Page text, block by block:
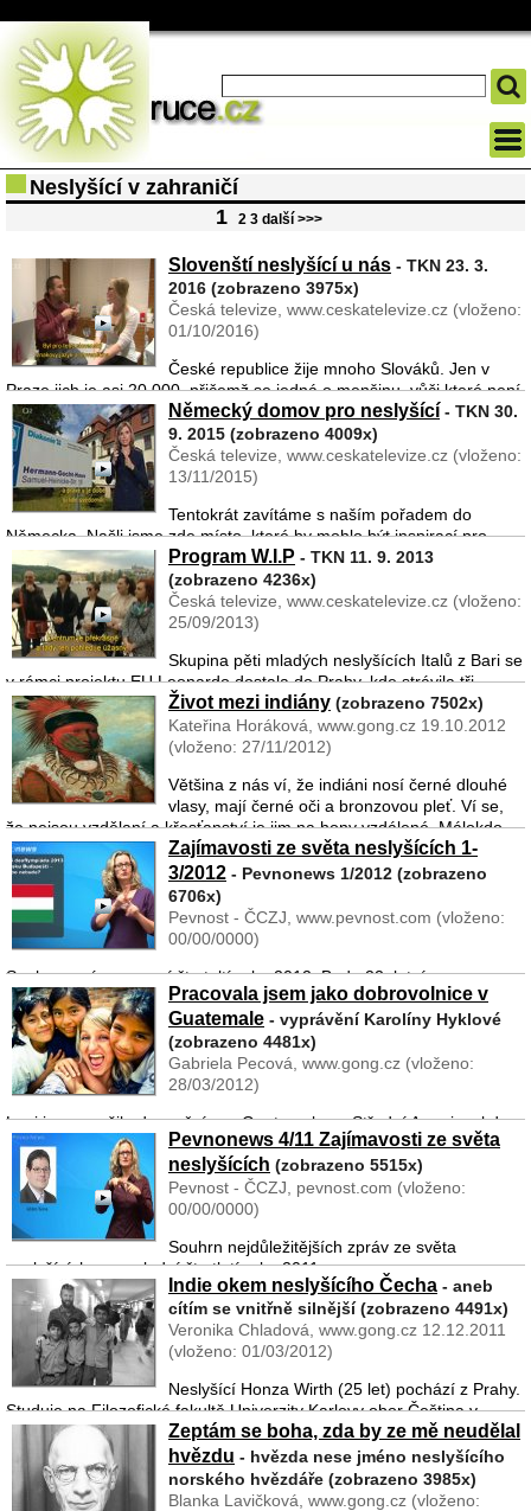
Neslyšící v zahraničí
1
2 3 další >>>
Slovenští neslyšící u nás - TKN 23. 3.
2016 (zobrazeno 3975x)
Česká televize, www.ceskatelevize.cz (vloženo:
01/10/2016)
České republice žije mnoho Slováků. Jen v
Praze jich je asi 20 000, přičemž se jedná o menšinu, vůči které není
znatelná žádná nevraživost. Nemusí bojovat za svá práva, nikdo se
na ně nedívá skrz prsty a nejsou terčem extre ...
Německý domov pro neslyšící - TKN 30.
9. 2015 (zobrazeno 4009x)
Česká televize, www.ceskatelevize.cz (vloženo:
13/11/2015)
Tentokrát zavítáme s naším pořadem do
Německa. Našli jsme zde místo, které by mohlo být inspirací pro
podobná zařízení u nás. Ve Zwickau byl totiž před víc jak 100 lety
postaven „Hermann-Gocht-house“, tedy Domov pro neslyšíc ...
Program W.I.P - TKN 11. 9. 2013
(zobrazeno 4236x)
Česká televize, www.ceskatelevize.cz (vloženo:
25/09/2013)
Skupina pěti mladých neslyšících Italů z Bari se
v rámci projektu EU Leonardo dostala do Prahy, kde strávila tři
měsíce. Tito neslyšící Italové se zapojili do programu W.I.P., což
znamená Work in Progress a pod tímto názvem se skr� ...
Život mezi indiány (zobrazeno 7502x)
Kateřina Horáková, www.gong.cz 19.10.2012
(vloženo: 27/11/2012)
Většina z nás ví, že indiáni nosí černé dlouhé
vlasy, mají černé oči a bronzovou pleť. Ví se,
že nejsou vzdělaní a křesťanství je jim na hony vzdálené. Málokdo
ale ví, jak doopravdy žijí, čím se živí a jaký vlastně j ...
Zajímavosti ze světa neslyšících 1-
3/2012 - Pevnonews 1/2012 (zobrazeno
6706x)
Pevnost - ČCZJ, www.pevnost.com (vloženo:
00/00/0000)
Souhrn zpráv za první čtvrteltí roku 2012. Bude 22. letní
Deaflympiáda příští rok v Maďarsku? Úmluva OSN o právech osob
se zdravotním postižením v mezinárodním znakovém systému! WFD
a Severní Korea podepsali memorandum o spolupr� ...
Pracovala jsem jako dobrovolnice v
Guatemale - vyprávění Karolíny Hyklové
(zobrazeno 4481x)
Gabriela Pecová, www.gong.cz (vloženo:
28/03/2012)
Loni jsem prožila dva měsíce v Guatemale ve Střední Americe, kde
jsem pracovala jako dobrovolnice v rámci projektu Evropské
dobrovolné služby. Ráda bych se s vámi podělila o své zkušenosti.
Hlavní koordinátor projektu Jiří Peterk ...
Pevnonews 4/11 Zajímavosti ze světa
neslyšících (zobrazeno 5515x)
Pevnost - ČCZJ, pevnost.com (vloženo:
00/00/0000)
Souhrn nejdůležitějších zpráv ze světa
neslyšících za poslední čtvrtletí roku 2011
Indie okem neslyšícího Čecha - aneb
cítím se vnitřně silnější (zobrazeno 4491x)
Veronika Chladová, www.gong.cz 12.12.2011
(vloženo: 01/03/2012)
Neslyšící Honza Wirth (25 let) pochází z Prahy.
Studuje na Filozofické fakultě Univerzity Karlovy obor Čeština v
komunikaci neslyšících a pracuje jako lektor českého znakového
jazyka. Jeho rodiče jsou neslyšící. Mezi jeho koní� ...
Zeptám se boha, zda by ze mě neudělal
hvězdu - hvězda nese jméno neslyšícího
norského hvězdáře (zobrazeno 3985x)
Blanka Lavičková, www.gong.cz (vloženo: